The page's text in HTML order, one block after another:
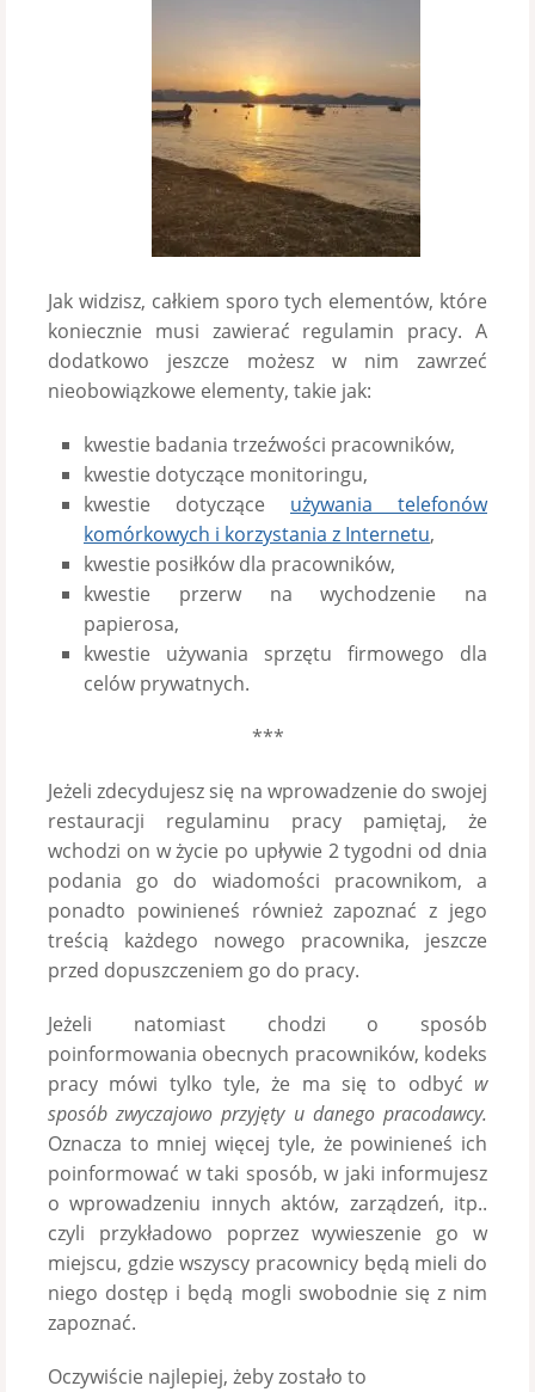
Jak widzisz, całkiem sporo tych elementów, które
koniecznie musi zawierać regulamin pracy. A
dodatkowo jeszcze możesz w nim zawrzeć
nieobowiązkowe elementy, takie jak:
kwestie badania trzeźwości pracowników,
kwestie dotyczące monitoringu,
kwestie dotyczące używania telefonów
komórkowych i korzystania z Internetu,
kwestie posiłków dla pracowników,
kwestie przerw na wychodzenie na
papierosa,
kwestie używania sprzętu firmowego dla
celów prywatnych.
***
Jeżeli zdecydujesz się na wprowadzenie do swojej
restauracji regulaminu pracy pamiętaj, że
wchodzi on w życie po upływie 2 tygodni od dnia
podania go do wiadomości pracownikom, a
ponadto powinieneś również zapoznać z jego
treścią każdego nowego pracownika, jeszcze
przed dopuszczeniem go do pracy.
Jeżeli natomiast chodzi o sposób
poinformowania obecnych pracowników, kodeks
pracy mówi tylko tyle, że ma się to odbyć w
sposób zwyczajowo przyjęty u danego pracodawcy.
Oznacza to mniej więcej tyle, że powinieneś ich
poinformować w taki sposób, w jaki informujesz
o wprowadzeniu innych aktów, zarządzeń, itp..
czyli przykładowo poprzez wywieszenie go w
miejscu, gdzie wszyscy pracownicy będą mieli do
niego dostęp i będą mogli swobodnie się z nim
zapoznać.
Oczywiście najlepiej, żeby zostało to